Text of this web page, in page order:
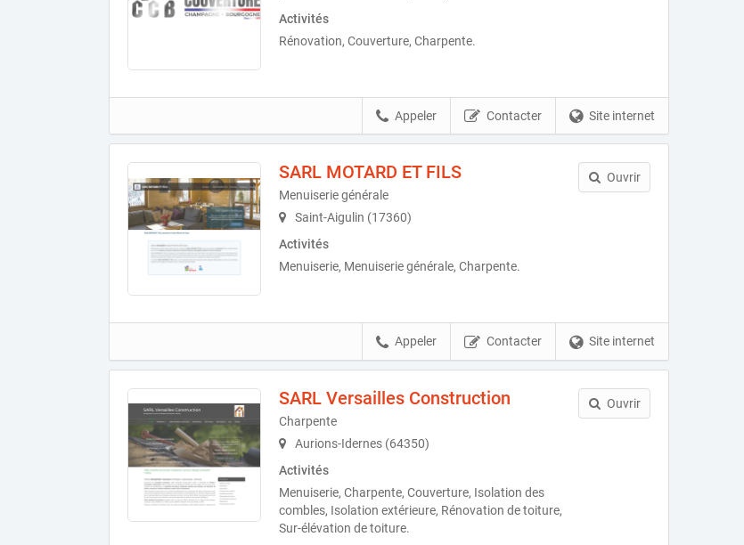
Activités
Rénovation, Couverture, Charpente.
Site internet
Contacter
Appeler
SARL MOTARD ET FILS
Menuiserie générale
Saint-Aigulin (17360)
Activités
Menuiserie, Menuiserie générale, Charpente.
Ouvrir
Site internet
Contacter
Appeler
SARL Versailles Construction
Charpente
Aurions-Idernes (64350)
Activités
Menuiserie, Charpente, Couverture, Isolation des
combles, Isolation extérieure, Rénovation de toiture,
Sur-élévation de toiture.
Ouvrir